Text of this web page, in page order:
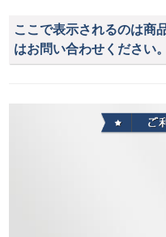
ここで表示されるのは商
はお問い合わせください。